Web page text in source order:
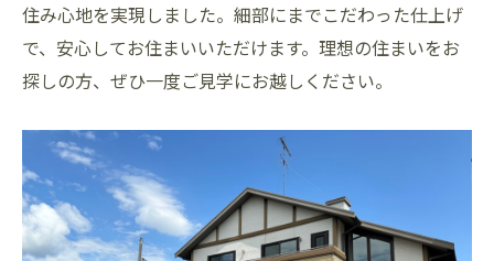
住み心地を実現しました。細部にまでこだわった仕上げ
で、安心してお住まいいただけます。理想の住まいをお
探しの方、ぜひ一度ご見学にお越しください。